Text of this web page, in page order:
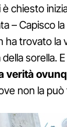
è chiesto
– Capisco
ha trovato la
sorella. E
verità
non la